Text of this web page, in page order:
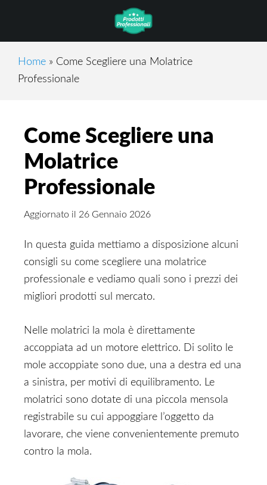
main
content
primary
sidebar
footer
Home » Come Scegliere una Molatrice
Professionale
Come Scegliere una
Molatrice
Professionale
Aggiornato il 26 Gennaio 2026
In questa guida mettiamo a disposizione alcuni
consigli su come scegliere una molatrice
professionale e vediamo quali sono i prezzi dei
migliori prodotti sul mercato.
Nelle molatrici la mola è direttamente
accoppiata ad un motore elettrico. Di solito le
mole accoppiate sono due, una a destra ed una
a sinistra, per motivi di equilibramento. Le
molatrici sono dotate di una piccola mensola
registrabile su cui appoggiare l’oggetto da
lavorare, che viene convenientemente premuto
contro la mola.